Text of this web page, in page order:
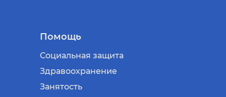
Помощь
Социальная защита
Здравоохранение
Занятость